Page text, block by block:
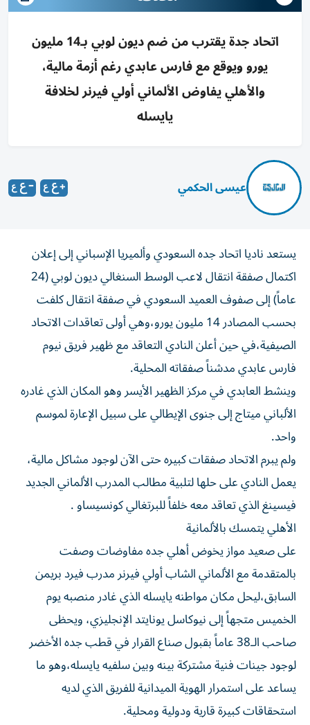
اتحاد جدة يقترب من ضم ديون لوبي بـ14 مليون
يورو ويوقع مع فارس عابدي رغم أزمة مالية،
والأهلي يفاوض الألماني أولي فيرنر لخلافة
يايسله
عيسى الحكمي
يستعد ناديا اتحاد جده السعودي وألميريا الإسباني إلى إعلان
اكتمال صفقة انتقال لاعب الوسط السنغالي ديون لوبي (24
عاماً) إلى صفوف العميد السعودي في صفقة انتقال كلفت
بحسب المصادر 14 مليون يورو،وهي أولى تعاقدات الاتحاد
الصيفية،في حين أعلن النادي التعاقد مع ظهير فريق نيوم
فارس عابدي مدشناً صفقاته المحلية.
وينشط العابدي في مركز الظهير الأيسر وهو المكان الذي غادره
الألباني ميتاج إلى جنوى الإيطالي على سبيل الإعارة لموسم
واحد.
ولم يبرم الاتحاد صفقات كبيره حتى الآن لوجود مشاكل مالية،
يعمل النادي على حلها لتلبية مطالب المدرب الألماني الجديد
فيسينغ الذي تعاقد معه خلفاً للبرتغالي كونسيساو .
الأهلي يتمسك بالألمانية
على صعيد مواز يخوض أهلي جده مفاوضات وصفت
بالمتقدمة مع الألماني الشاب أولي فيرنر مدرب فيرد بريمن
السابق،ليحل مكان مواطنه يايسله الذي غادر منصبه يوم
الخميس متجهاً إلى نيوكاسل يونايتد الإنجليزي، ويحظى
صاحب الـ38 عاماً بقبول صناع القرار في قطب جده الأخضر
لوجود جينات فنية مشتركة بينه وبين سلفيه يايسله،وهو ما
يساعد على استمرار الهوية الميدانية للفريق الذي لديه
استحقاقات كبيرة قارية ودولية ومحلية.